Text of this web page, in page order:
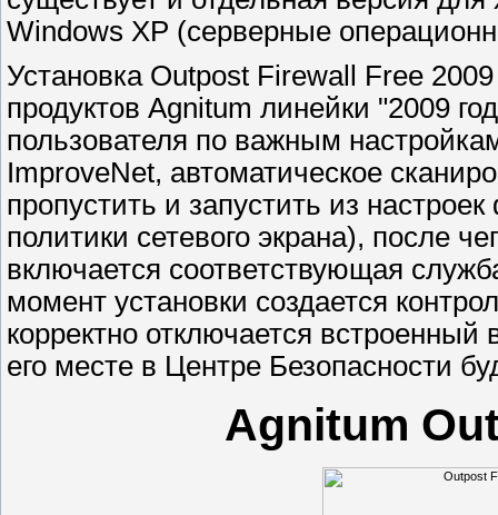
Windows XP (серверные
Установка Outpost Firewall Free
продуктов Agnitum линейки "2009
пользователя по важным
ImproveNet, автоматическое
пропустить и запустить из
политики сетевого экрана), после
включается соответствующая
момент установки создается
корректно отключается
его месте в Центре Безопасности
Аgnitum